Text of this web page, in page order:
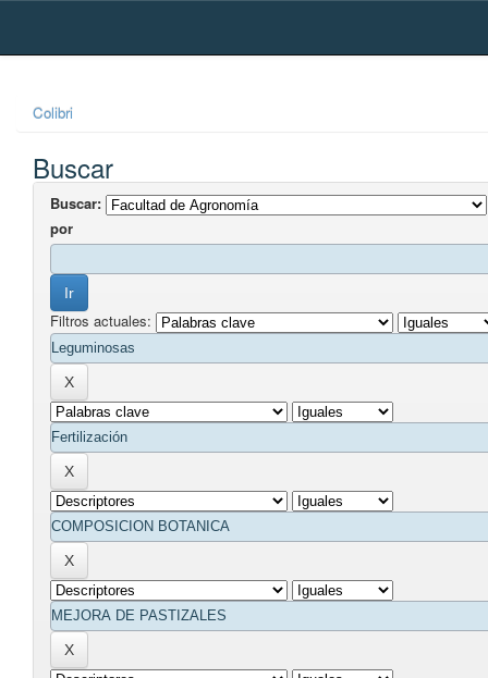
Skip
Colibri
Buscar
Buscar:
por
Filtros actuales: